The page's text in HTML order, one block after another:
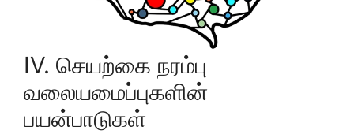
IV. செயற்கை நரம்பு
வலையமைப்புகளின்
பயன்பாடுகள்